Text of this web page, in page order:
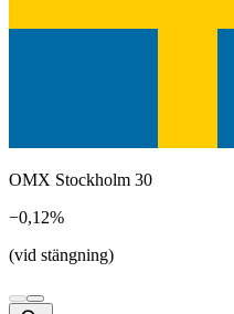
OMX Stockholm 30
−0,12%
(vid stängning)